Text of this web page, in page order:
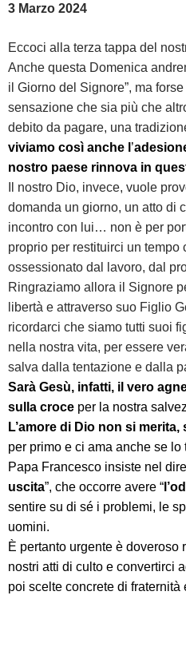
3 Marzo 2024
Eccoci alla terza tappa del
Anche questa Domenica
il Giorno del Signore”, ma
sensazione che sia più che
debito da pagare, una
viviamo così anche l ’
nostro paese rinnova in
Il nostro Dio, invece, vuole
domanda un giorno, un atto di
incontro con lui… non è per
proprio per restituirci un tempo
ossessionato dal lavoro, dal
Ringraziamo allora il Signore
libertà e attraverso suo Figlio
ricordarci che siamo tutti suoi
nella nostra vita, per essere
salva dalla tentazione e dalla
Sarà Gesù, infatti, il vero
sulla croce per la nostra
L’amore di Dio non si
per primo e ci ama anche se lo
Papa Francesco insiste nel
uscita”, che occorre avere “
sentire su di sé i problemi, le
uomini.
È pertanto urgente è doveroso
nostri atti di culto e convertirci
poi scelte concrete di